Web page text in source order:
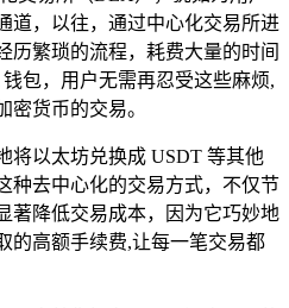
道，以往，通过中心化交易所进
历繁琐的流程，耗费大量的时间
包，用户无需再忍受这些麻烦,
密货币的交易。
将以太坊兑换成 USDT 等其他
种去中心化的交易方式，不仅节
著降低交易成本，因为它巧妙地
的高额手续费,让每一笔交易都